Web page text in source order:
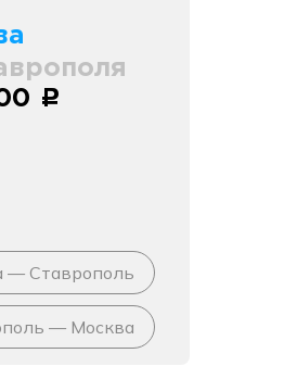
c
— Ставрополь
— Москва